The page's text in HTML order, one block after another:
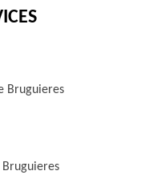
Bruguieres